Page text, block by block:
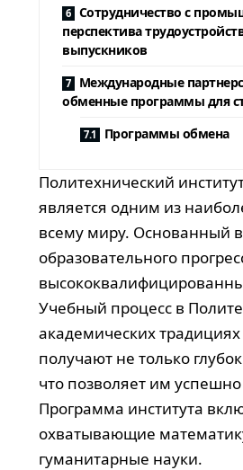
Сотрудничество с
перспектива
выпускников
Международные
обменные программы для
Программы обмена
Политехнический
является одним из
всему миру. Основанный в
образовательного
Учебный процесс в
академических
получают не только
что позволяет им
Программа института
охватывающие
гуманитарные науки.